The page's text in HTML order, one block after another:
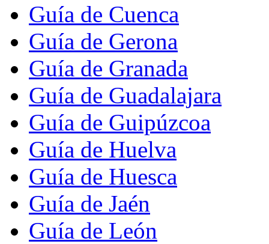
Guía de Cuenca
Guía de Gerona
Guía de Granada
Guía de Guadalajara
Guía de Guipúzcoa
Guía de Huelva
Guía de Huesca
Guía de Jaén
Guía de León